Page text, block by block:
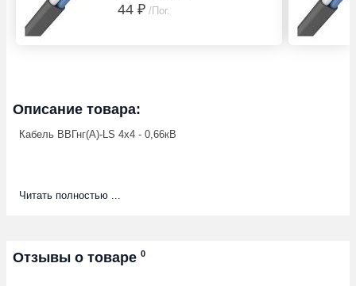
44 ₽ /Пог.
Описание товара:
Кабель ВВГнг(А)-LS 4х4 - 0,66кВ
Читать полностью ...
Отзывы о товаре 0